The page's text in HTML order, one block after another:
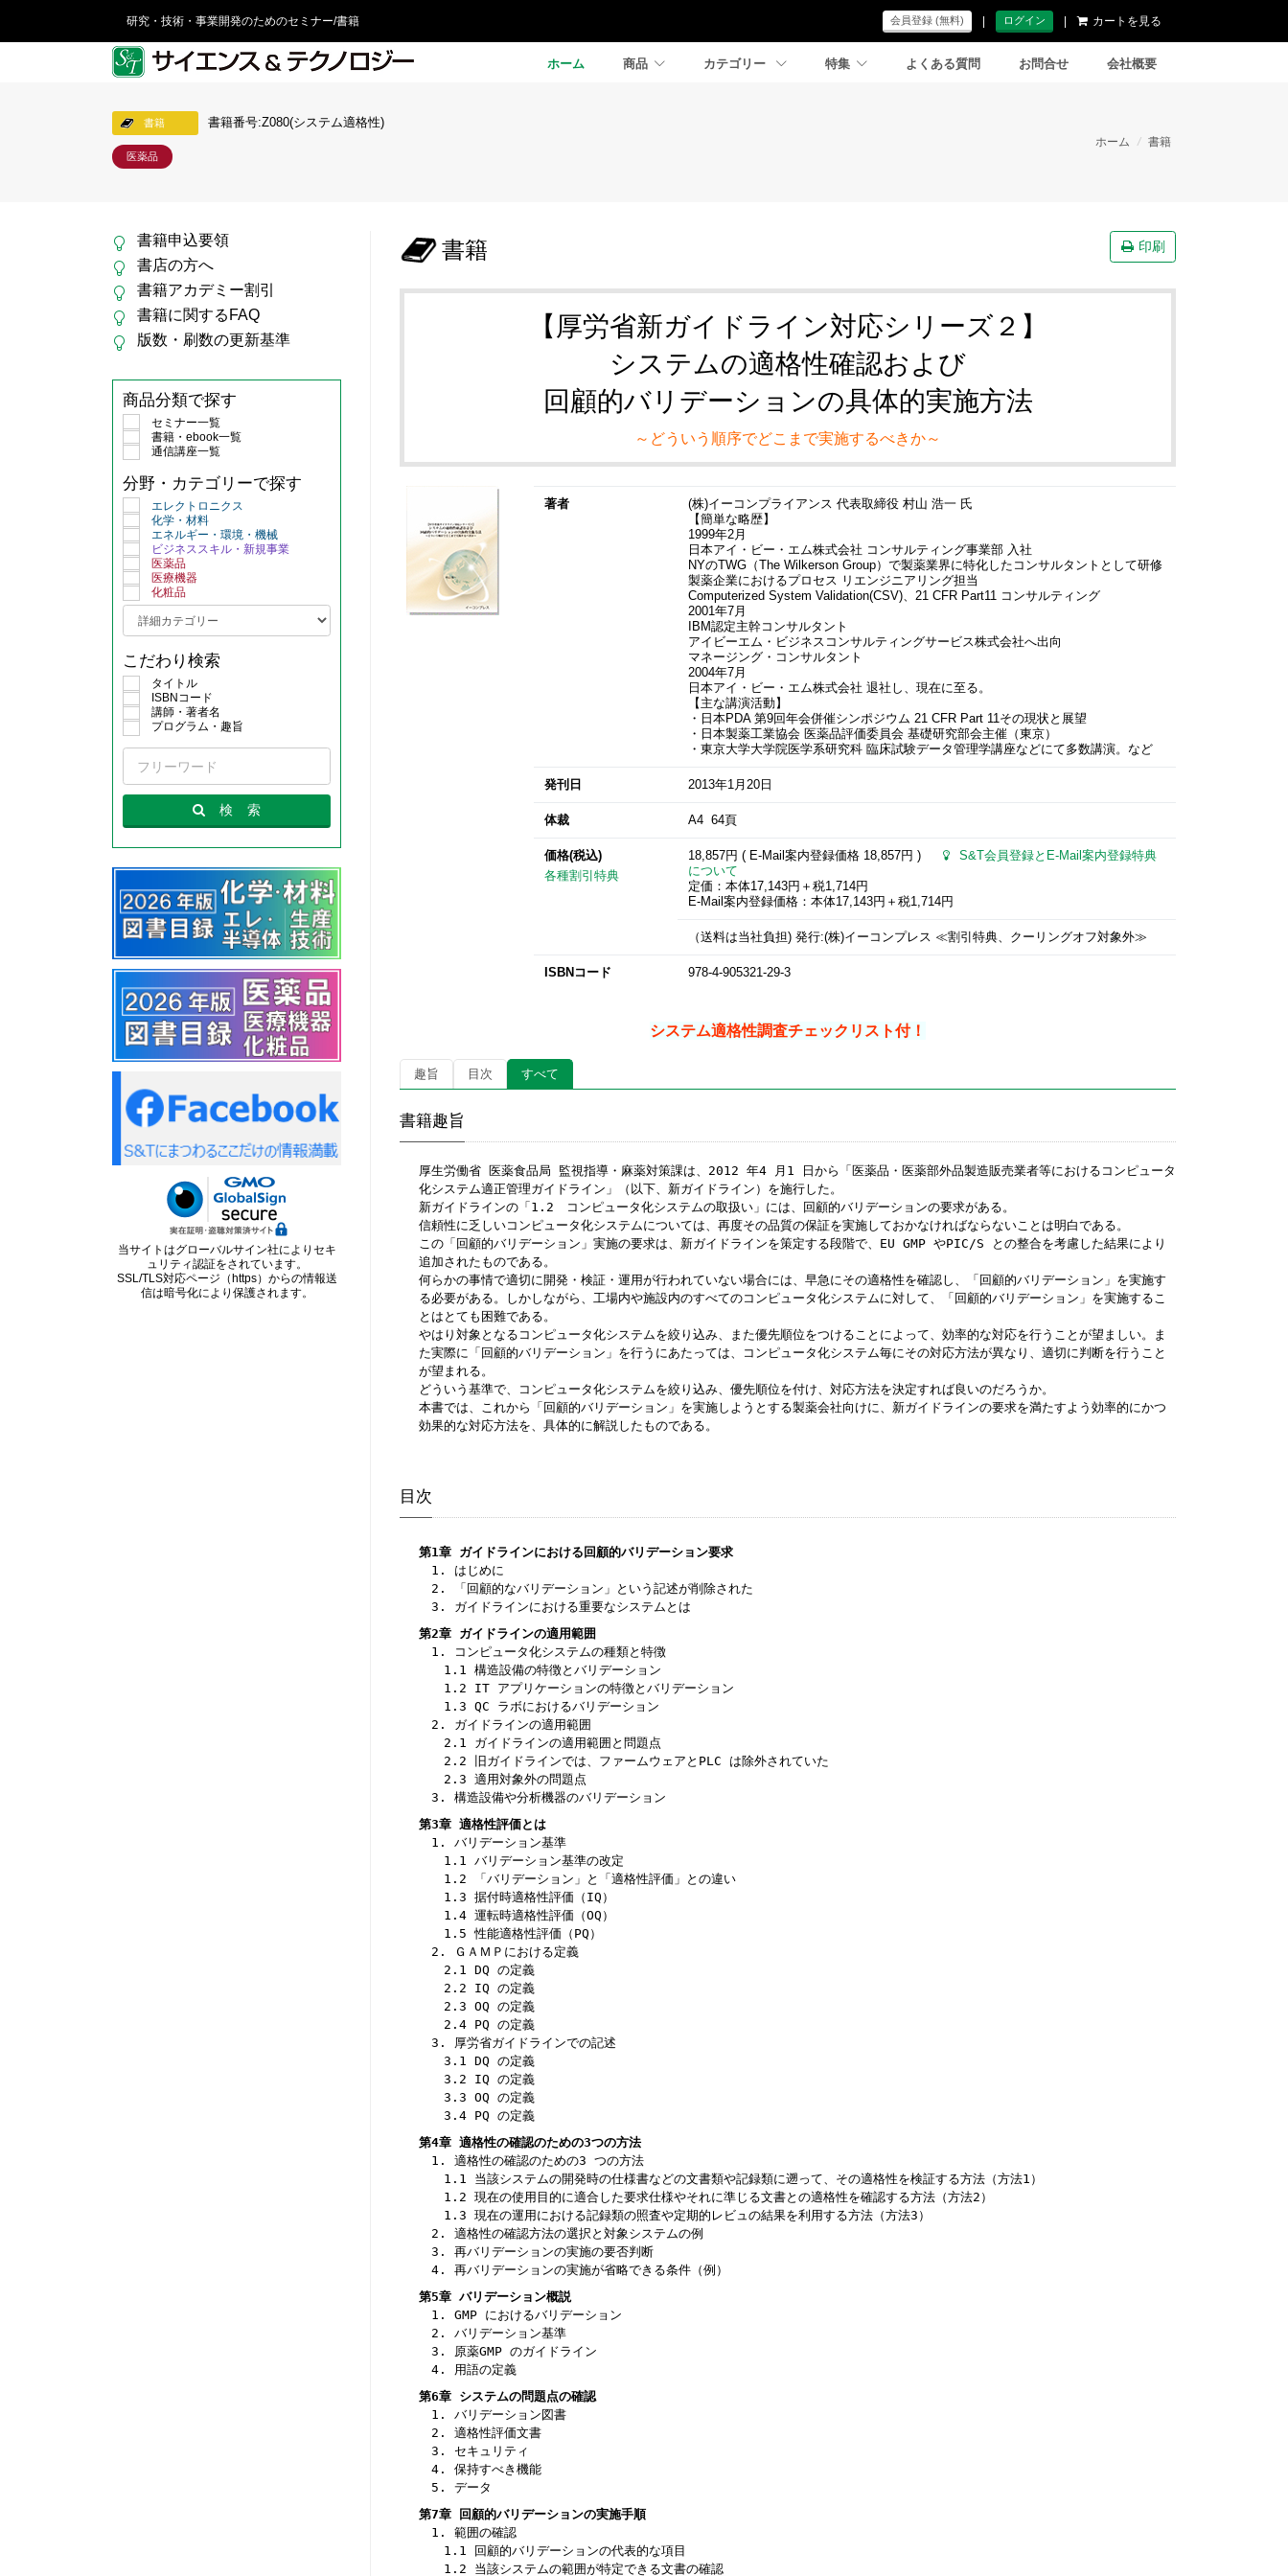
研究・技術・事業開発のためのセミナー/書籍 会員登録 (無料) | ログイン | カートを見る
ホーム 商品 カテゴリー 特集 よくある質問 お問合せ 会社概要
書籍 書籍番号:Z080(システム適格性)
医薬品
ホーム / 書籍
書籍 印刷
【厚労省新ガイドライン対応シリーズ２】
システムの適格性確認および
回顧的バリデーションの具体的実施方法
～どういう順序でどこまで実施するべきか～
著者
(株)イーコンプライアンス 代表取締役 村山 浩一 氏
【簡単な略歴】
1999年2月
日本アイ・ビー・エム株式会社 コンサルティング事業部 入社
NYのTWG（The Wilkerson Group）で製薬業界に特化したコンサルタントとして研修
製薬企業におけるプロセス リエンジニアリング担当
Computerized System Validation(CSV)、21 CFR Part11 コンサルティング
2001年7月
IBM認定主幹コンサルタント
アイビーエム・ビジネスコンサルティングサービス株式会社へ出向
マネージング・コンサルタント
2004年7月
日本アイ・ビー・エム株式会社 退社し、現在に至る。
【主な講演活動】
・日本PDA 第9回年会併催シンポジウム 21 CFR Part 11その現状と展望
・日本製薬工業協会 医薬品評価委員会 基礎研究部会主催（東京）
・東京大学大学院医学系研究科 臨床試験データ管理学講座などにて多数講演。など
発刊日 2013年1月20日
体裁 A4 64頁
価格(税込)
各種割引特典
18,857円 ( E-Mail案内登録価格 18,857円 )
S&T会員登録とE-Mail案内登録特典
について
定価：本体17,143円＋税1,714円
E-Mail案内登録価格：本体17,143円＋税1,714円
（送料は当社負担) 発行:(株)イーコンプレス ≪割引特典、クーリングオフ対象外≫
ISBNコード 978-4-905321-29-3
システム適格性調査チェックリスト付！
趣旨 目次 すべて
書籍趣旨
厚生労働省 医薬食品局 監視指導・麻薬対策課は、2012 年4 月1 日から「医薬品・医薬部外品製造販売業者等におけるコンピュータ
化システム適正管理ガイドライン」（以下、新ガイドライン）を施行した。
新ガイドラインの「1.2 コンピュータ化システムの取扱い」には、回顧的バリデーションの要求がある。
信頼性に乏しいコンピュータ化システムについては、再度その品質の保証を実施しておかなければならないことは明白である。
この「回顧的バリデーション」実施の要求は、新ガイドラインを策定する段階で、EU GMP やPIC/S との整合を考慮した結果により
追加されたものである。
何らかの事情で適切に開発・検証・運用が行われていない場合には、早急にその適格性を確認し、「回顧的バリデーション」を実施す
る必要がある。しかしながら、工場内や施設内のすべてのコンピュータ化システムに対して、「回顧的バリデーション」を実施するこ
とはとても困難である。
やはり対象となるコンピュータ化システムを絞り込み、また優先順位をつけることによって、効率的な対応を行うことが望ましい。ま
た実際に「回顧的バリデーション」を行うにあたっては、コンピュータ化システム毎にその対応方法が異なり、適切に判断を行うこと
が望まれる。
どういう基準で、コンピュータ化システムを絞り込み、優先順位を付け、対応方法を決定すれば良いのだろうか。
本書では、これから「回顧的バリデーション」を実施しようとする製薬会社向けに、新ガイドラインの要求を満たすよう効率的にかつ
効果的な対応方法を、具体的に解説したものである。
目次
第1章 ガイドラインにおける回顧的バリデーション要求
1. はじめに
2. 「回顧的なバリデーション」という記述が削除された
3. ガイドラインにおける重要なシステムとは
第2章 ガイドラインの適用範囲
1. コンピュータ化システムの種類と特徴
1.1 構造設備の特徴とバリデーション
1.2 IT アプリケーションの特徴とバリデーション
1.3 QC ラボにおけるバリデーション
2. ガイドラインの適用範囲
2.1 ガイドラインの適用範囲と問題点
2.2 旧ガイドラインでは、ファームウェアとPLC は除外されていた
2.3 適用対象外の問題点
3. 構造設備や分析機器のバリデーション
第3章 適格性評価とは
1. バリデーション基準
1.1 バリデーション基準の改定
1.2 「バリデーション」と「適格性評価」との違い
1.3 据付時適格性評価（IQ）
1.4 運転時適格性評価（OQ）
1.5 性能適格性評価（PQ）
2. ＧＡＭＰにおける定義
2.1 DQ の定義
2.2 IQ の定義
2.3 OQ の定義
2.4 PQ の定義
3. 厚労省ガイドラインでの記述
3.1 DQ の定義
3.2 IQ の定義
3.3 OQ の定義
3.4 PQ の定義
第4章 適格性の確認のための3つの方法
1. 適格性の確認のための3 つの方法
1.1 当該システムの開発時の仕様書などの文書類や記録類に遡って、その適格性を検証する方法（方法1）
1.2 現在の使用目的に適合した要求仕様やそれに準じる文書との適格性を確認する方法（方法2）
1.3 現在の運用における記録類の照査や定期的レビュの結果を利用する方法（方法3）
2. 適格性の確認方法の選択と対象システムの例
3. 再バリデーションの実施の要否判断
4. 再バリデーションの実施が省略できる条件（例）
第5章 バリデーション概説
1. GMP におけるバリデーション
2. バリデーション基準
3. 原薬GMP のガイドライン
4. 用語の定義
第6章 システムの問題点の確認
1. バリデーション図書
2. 適格性評価文書
3. セキュリティ
4. 保持すべき機能
5. データ
第7章 回顧的バリデーションの実施手順
1. 範囲の確認
1.1 回顧的バリデーションの代表的な項目
1.2 当該システムの範囲が特定できる文書の確認
書籍申込要領
書店の方へ
書籍アカデミー割引
書籍に関するFAQ
版数・刷数の更新基準
商品分類で探す
セミナー一覧
書籍・ebook一覧
通信講座一覧
分野・カテゴリーで探す
エレクトロニクス
化学・材料
エネルギー・環境・機械
ビジネススキル・新規事業
医薬品
医療機器
化粧品
こだわり検索
タイトル
ISBNコード
講師・著者名
プログラム・趣旨
検 索
当サイトはグローバルサイン社によりセキ
ュリティ認証をされています。
SSL/TLS対応ページ（https）からの情報送
信は暗号化により保護されます。